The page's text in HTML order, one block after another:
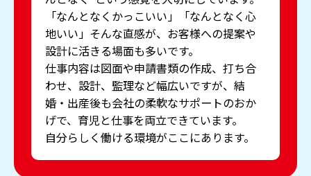
「なんとなくかっこいい」「なんとなく心
地いい」そんな直感が、お客様への提案や
設計に活きる場面も多いです。
仕事内容は図面や申請書類の作成、打ち合
わせ、設計、監理など幅広いですが、結
婚・出産後も会社の柔軟なサポートのおか
げで、育児と仕事を両立できています。
自分らしく働ける環境がここにあります。